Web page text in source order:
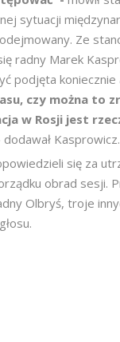
sytuacji
Ze
radny Marek
podjęta
czy można to
w Rosji jest
dodawał Kasprowicz.
się za
obrad sesji.
Olbryś, troje